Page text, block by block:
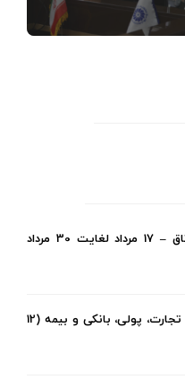
تعطیلات تابستانی اتاق – 17 مرداد لغایت 30 مرداد
صورتجلسه کمیسیون تجارت، پولی، بانکی و بیمه (12